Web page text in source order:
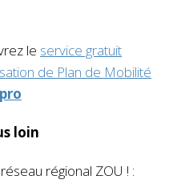
le service gratuit
de Plan de Mobilité
loin
régional ZOU ! :